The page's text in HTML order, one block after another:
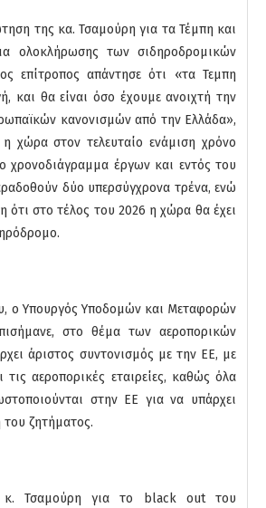
της κα. Τσαμούρη για τα Τέμπη και
ολοκλήρωσης των σιδηροδρομικών
επίτροπος απάντησε ότι «τα Τεμπη
και θα είναι όσο έχουμε ανοιχτή την
κανονισμών από την Ελλάδα»,
χώρα στον τελευταίο ενάμιση χρόνο
χρονοδιάγραμμα έργων και εντός του
δύο υπερσύγχρονα τρένα, ενώ
ότι στο τέλος του 2026 η χώρα θα έχει
ο Υπουργός Υποδομών και Μεταφορών
στο θέμα των αεροπορικών
άριστος συντονισμός με την ΕΕ, με
αεροπορικές εταιρείες, καθώς όλα
στην ΕΕ για να υπάρχει
του ζητήματος.
κ. Τσαμούρη για το black out του